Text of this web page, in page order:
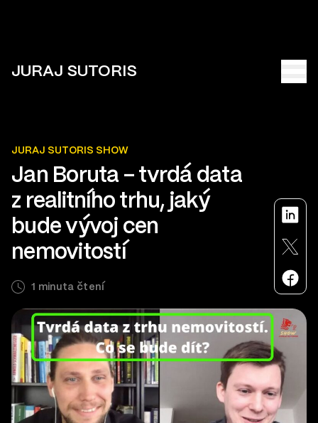
JURAJ SUTORIS
JURAJ SUTORIS SHOW
Jan Boruta – tvrdá data
z realitního trhu, jaký
bude vývoj cen
nemovitostí
1 minuta čtení